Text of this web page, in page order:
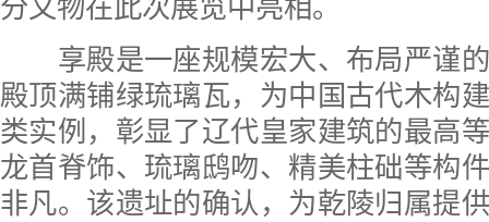
分文物在此次展览中亮相。
享殿是一座规模宏大、布局严谨的
殿顶满铺绿琉璃瓦，为中国古代木构
类实例，彰显了辽代皇家建筑的最高
龙首脊饰、琉璃鸱吻、精美柱础等构
非凡。该遗址的确认，为乾陵归属提